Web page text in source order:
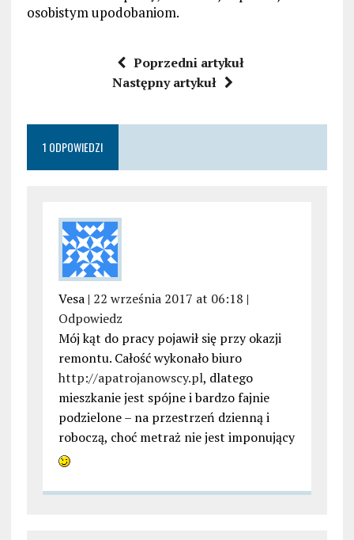
osobistym upodobaniom.
Poprzedni artykuł
Następny artykuł
1 ODPOWIEDZI
Vesa | 22 września 2017 at 06:18 |
Odpowiedz
Mój kąt do pracy pojawił się przy okazji
remontu. Całość wykonało biuro
http://apatrojanowscy.pl, dlatego
mieszkanie jest spójne i bardzo fajnie
podzielone – na przestrzeń dzienną i
roboczą, choć metraż nie jest imponujący